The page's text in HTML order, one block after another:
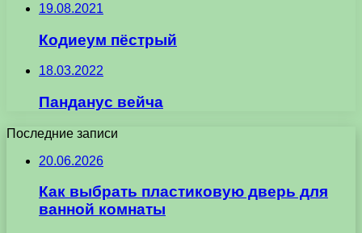
19.08.2021
Кодиеум пёстрый
18.03.2022
Панданус вейча
Последние записи
20.06.2026
Как выбрать пластиковую дверь для
ванной комнаты